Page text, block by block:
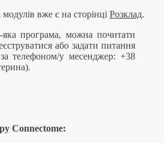
модулів вже є на сторінці Розклад.
яка програма, можна почитати
або задати питання
телефоном/у месенджер: +38
Connectome: